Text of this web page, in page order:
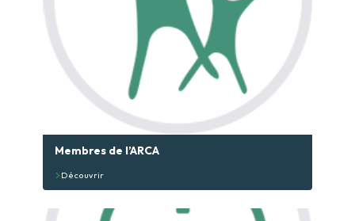
Membres de l’ARCA
Découvrir